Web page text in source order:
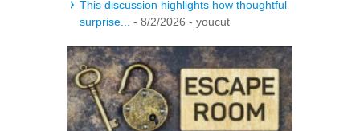
This discussion highlights how thoughtful
surprise...
- 8/2/2026 - youcut